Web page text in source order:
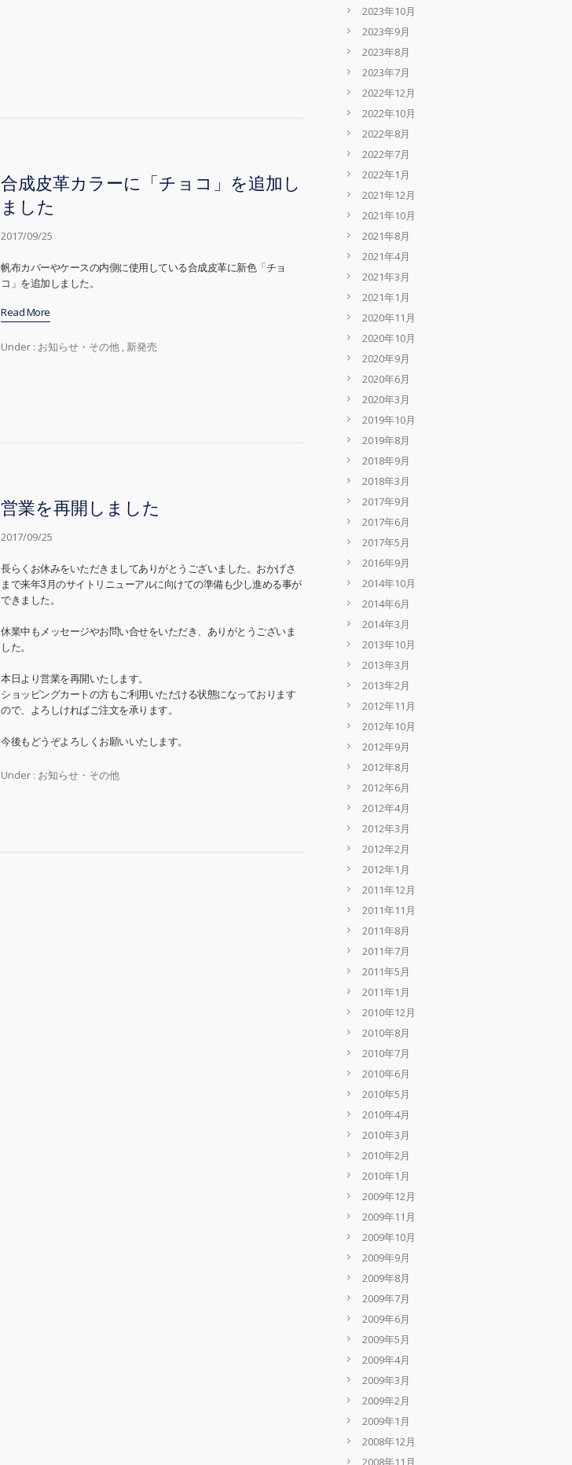
合成皮革カラーに「チョコ」を追加し
ました
2017/09/25
帆布カバーやケースの内側に使用している合成皮革に新色「チョ
コ」を追加しました。
Read More
Under : お知らせ・その他 , 新発売
営業を再開しました
2017/09/25
長らくお休みをいただきましてありがとうございました。おかげさ
まで来年3月のサイトリニューアルに向けての準備も少し進める事が
できました。
休業中もメッセージやお問い合せをいただき、ありがとうございま
した。
本日より営業を再開いたします。
ショッピングカートの方もご利用いただける状態になっております
ので、よろしければご注文を承ります。
今後もどうぞよろしくお願いいたします。
Under : お知らせ・その他
2023年10月
2023年9月
2023年8月
2023年7月
2022年12月
2022年10月
2022年8月
2022年7月
2022年1月
2021年12月
2021年10月
2021年8月
2021年4月
2021年3月
2021年1月
2020年11月
2020年10月
2020年9月
2020年6月
2020年3月
2019年10月
2019年8月
2018年9月
2018年3月
2017年9月
2017年6月
2017年5月
2016年9月
2014年10月
2014年6月
2014年3月
2013年10月
2013年3月
2013年2月
2012年11月
2012年10月
2012年9月
2012年8月
2012年6月
2012年4月
2012年3月
2012年2月
2012年1月
2011年12月
2011年11月
2011年8月
2011年7月
2011年5月
2011年1月
2010年12月
2010年8月
2010年7月
2010年6月
2010年5月
2010年4月
2010年3月
2010年2月
2010年1月
2009年12月
2009年11月
2009年10月
2009年9月
2009年8月
2009年7月
2009年6月
2009年5月
2009年4月
2009年3月
2009年2月
2009年1月
2008年12月
2008年11月